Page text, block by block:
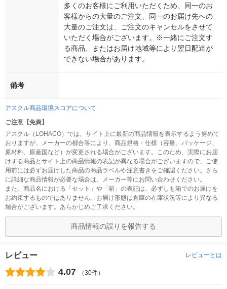
多くのお客様にご利用いただくため、同一のお
客様からの大量のご注文、同一のお届け先への
大量のご注文は、ご注文のキャンセルをさせて
いただく場合がございます。※一緒にご注文す
る商品、またはお届け地域等により翌日配達が
できない場合があります。
備考
アスクル商品環境スコアについて
ご注意【免責】
アスクル（LOHACO）では、サイト上に最新の商品情報を表示するよう努めて
おりますが、メーカーの都合等により、商品規格・仕様（容量、パッケージ、
原材料、原産国など）が変更される場合がございます。このため、実際にお届
けする商品とサイト上の商品情報の表記が異なる場合がございますので、ご使
用前には必ずお届けした商品の商品ラベルや注意書きをご確認ください。さら
に詳細な商品情報が必要な場合は、メーカー等にお問い合わせください。
また、商品名における「セット」や「箱」の表記は、必ずしも箱でのお届けを
お約束するものではありません。お届け形態は倉庫の在庫状況等により異なる
場合がございます。あらかじめご了承ください。
商品情報の誤りを報告する
レビュー レビューとは
4.07 （30件）